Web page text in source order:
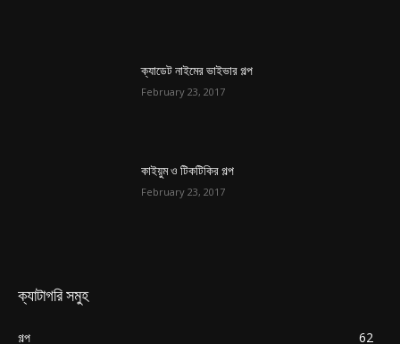
ক্যাডেট নাইমের ভাইভার গল্প
February 23, 2017
কাইয়ুম ও টিকটিকির গল্প
February 23, 2017
ক্যাটাগরি সমুহ
গল্প
62